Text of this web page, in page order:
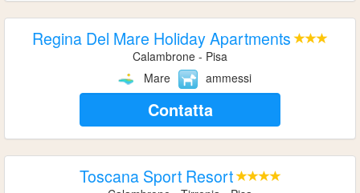
Regina Del Mare Holiday Apartments
Calambrone - Pisa
Mare
ammessi
Contatta
Toscana Sport Resort